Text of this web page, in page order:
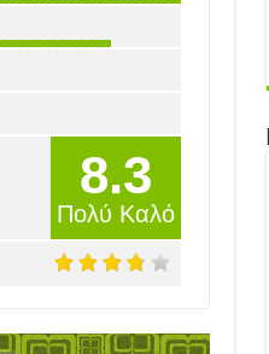
8.3
Πολύ Καλό